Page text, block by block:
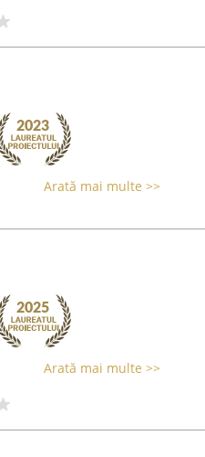
Arată mai multe >>
Arată mai multe >>